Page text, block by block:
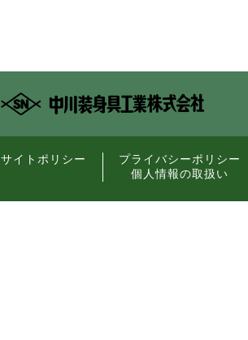
サイトポリシー
プライバシーポリシー
個人情報の取扱い